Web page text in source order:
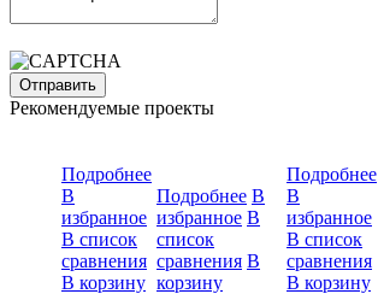
Рекомендуемые проекты
Подробнее
В
избранное
В список
сравнения
В корзину
Подробнее В
избранное В
список
сравнения В
корзину
Подробнее
В
избранное
В список
сравнения
В корзину